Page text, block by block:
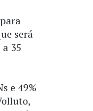
será
35
e 49%